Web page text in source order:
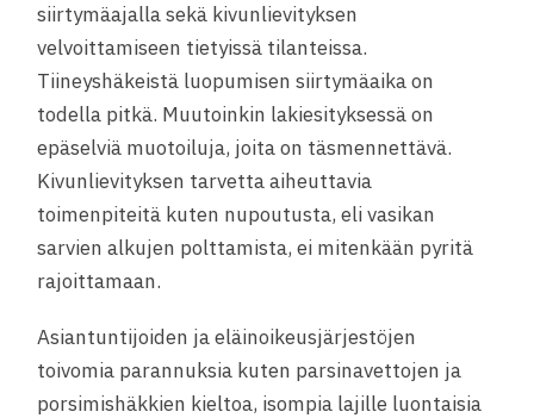
siirtymäajalla sekä kivunlievityksen
velvoittamiseen tietyissä tilanteissa.
Tiineyshäkeistä luopumisen siirtymäaika on
todella pitkä. Muutoinkin lakiesityksessä on
epäselviä muotoiluja, joita on täsmennettävä.
Kivunlievityksen tarvetta aiheuttavia
toimenpiteitä kuten nupoutusta, eli vasikan
sarvien alkujen polttamista, ei mitenkään pyritä
rajoittamaan.
Asiantuntijoiden ja eläinoikeusjärjestöjen
toivomia parannuksia kuten parsinavettojen ja
porsimishäkkien kieltoa, isompia lajille luontaisia